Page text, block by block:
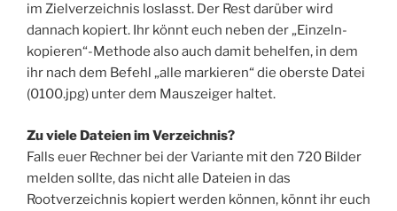
im Zielverzeichnis loslasst. Der Rest darüber wird
dannach kopiert. Ihr könnt euch neben der „Einzeln-
kopieren“-Methode also auch damit behelfen, in dem
ihr nach dem Befehl „alle markieren“ die oberste Datei
(0100.jpg) unter dem Mauszeiger haltet.
Zu viele Dateien im Verzeichnis?
Falls euer Rechner bei der Variante mit den 720 Bilder
melden sollte, das nicht alle Dateien in das
Rootverzeichnis kopiert werden können, könnt ihr euch